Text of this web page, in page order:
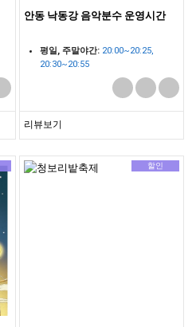
안동 낙동강 음악분수 운영시간
평일, 주말야간: 20:00~20:25,
20:30~20:55
14:00~14:25,
리뷰보기
할인